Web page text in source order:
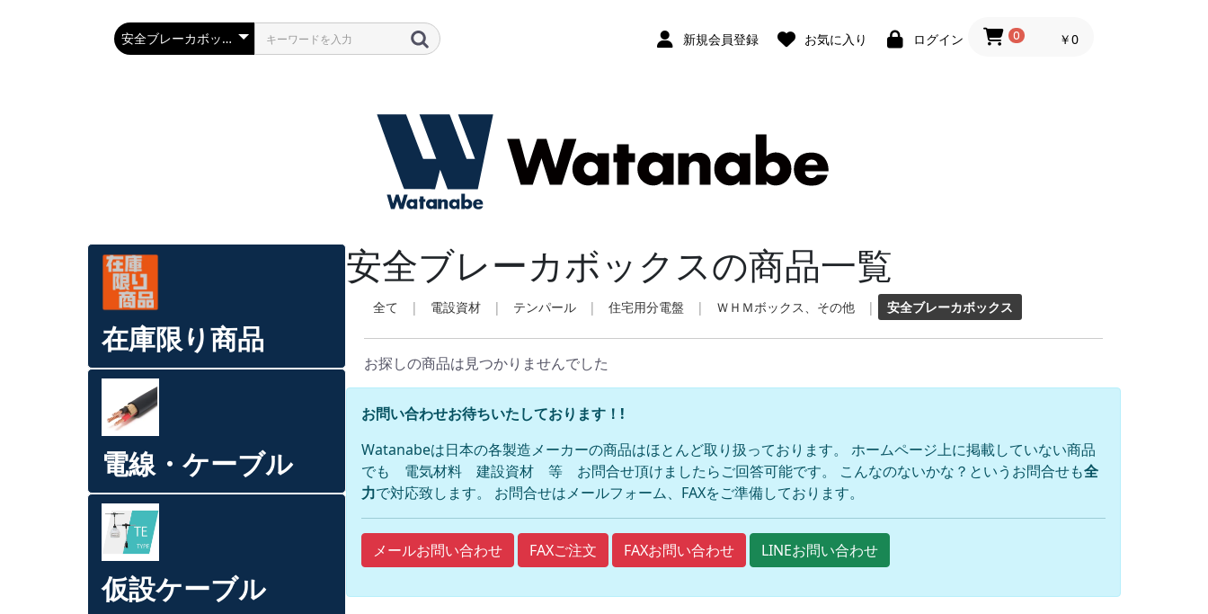
新規会員登録 お気に入り ログイン 0 ￥0
在庫限り商品
電線・ケーブル
仮設ケーブル
安全ブレーカボックスの商品一覧
全て | 電設資材 | テンパール | 住宅用分電盤 | ＷＨＭボックス、その他 | 安全ブレーカボックス
お探しの商品は見つかりませんでした
お問い合わせお待ちいたしております！!
Watanabeは日本の各製造メーカーの商品はほとんど取り扱っております。 ホームページ上に掲載していない商品
でも 電気材料 建設資材 等 お問合せ頂けましたらご回答可能です。 こんなのないかな？というお問合せも全
力で対応致します。 お問合せはメールフォーム、FAXをご準備しております。
メールお問い合わせ FAXご注文 FAXお問い合わせ LINEお問い合わせ